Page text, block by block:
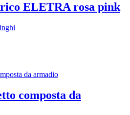
ELETRA rosa pink
composta da